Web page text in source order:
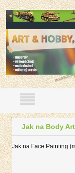
Jak na Body Art
Jak na Face Painting